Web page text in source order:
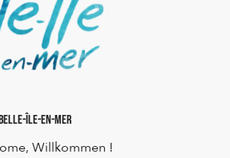
Île-en-Mer
Willkommen !